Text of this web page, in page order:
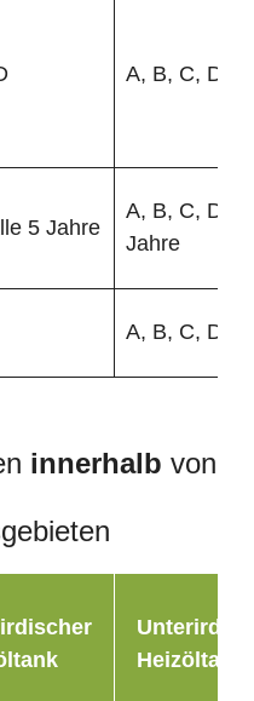
A, B, C, D
5 Jahre
A, B, C, D
Jahre
A, B, C, D
innerhalb von
Heizöltank